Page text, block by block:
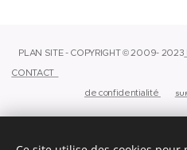
PLAN SITE - COPYRIGHT © 2009- 2023
CONTACT
de confidentialité